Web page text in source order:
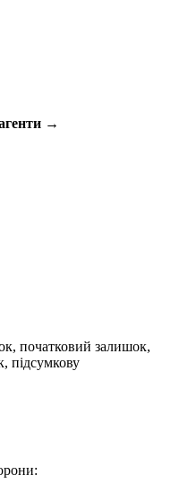
→
початковий залишок,
підсумкову